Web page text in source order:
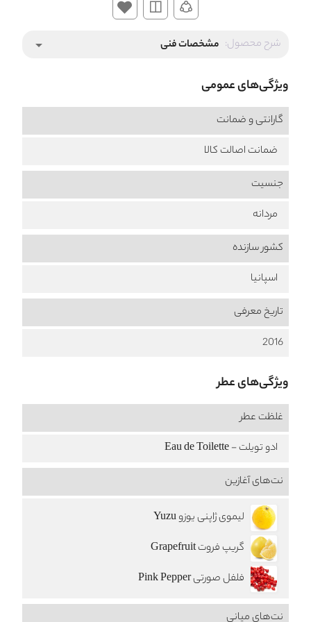
شرح محصول: مشخصات فنی arrow_drop_down
ویژگی‌های عمومی
گارانتی و ضمانت
ضمانت اصالت کالا
جنسیت
مردانه
کشور سازنده
اسپانیا
تاریخ معرفی
2016
ویژگی‌های عطر
غلظت عطر
ادو تویلت - Eau de Toilette
نت‌های آغازین
لیموی ژاپنی یوزو Yuzu
گریپ فروت Grapefruit
فلفل صورتی Pink Pepper
نت‌های میانی